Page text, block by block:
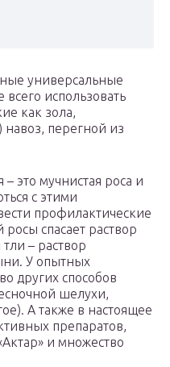
универсальные
использовать
как зола,
перегной из
это мучнистая роса и
с этими
профилактические
спасает раствор
– раствор
У опытных
других способов
шелухи,
А также в настоящее
препаратов,
и множество